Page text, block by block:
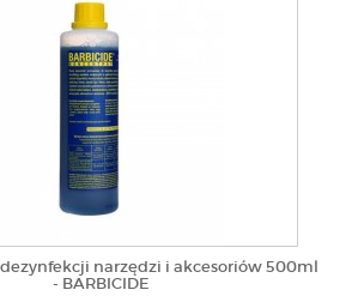
narzędzi i akcesoriów 500ml
- BARBICIDE